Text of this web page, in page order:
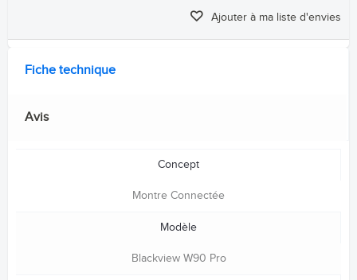
Ajouter à ma liste d'envies
Fiche technique
Avis
Concept
Montre Connectée
Modèle
Blackview W90 Pro